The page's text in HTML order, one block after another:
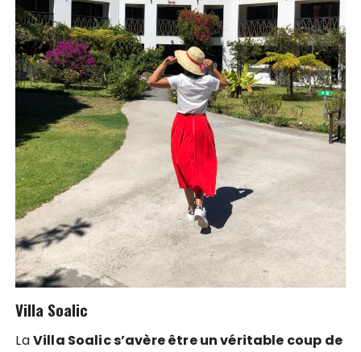
Villa Soalic
LaVilla Soalic s’avère être un véritable coup de